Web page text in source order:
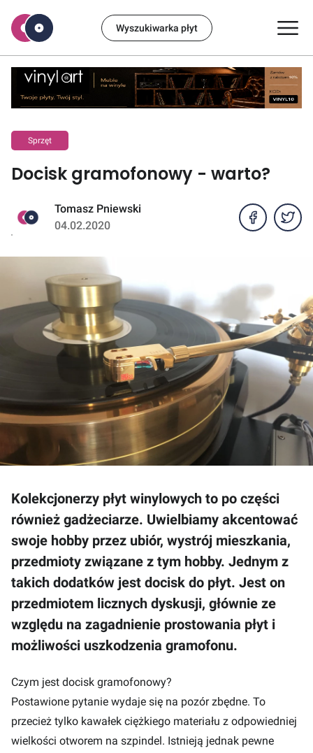
Wyszukiwarka płyt
Sprzęt
Docisk gramofonowy - warto?
Tomasz Pniewski
04.02.2020
Kolekcjonerzy płyt winylowych to po części
również gadżeciarze. Uwielbiamy akcentować
swoje hobby przez ubiór, wystrój mieszkania,
przedmioty związane z tym hobby. Jednym z
takich dodatków jest docisk do płyt. Jest on
przedmiotem licznych dyskusji, głównie ze
względu na zagadnienie prostowania płyt i
możliwości uszkodzenia gramofonu.
Czym jest docisk gramofonowy?
Postawione pytanie wydaje się na pozór zbędne. To
przecież tylko kawałek ciężkiego materiału z odpowiedniej
wielkości otworem na szpindel. Istnieją jednak pewne